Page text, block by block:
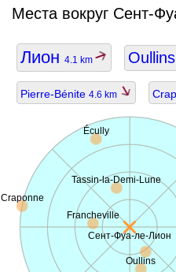
Места вокруг Сент-
Лион 4.1 km Oullins
Pierre-Bénite 4.6 km
Сент-Фуа-ле-Лион
Oullins
Écully
Tassin-la-Demi-Lune
Francheville
Craponne